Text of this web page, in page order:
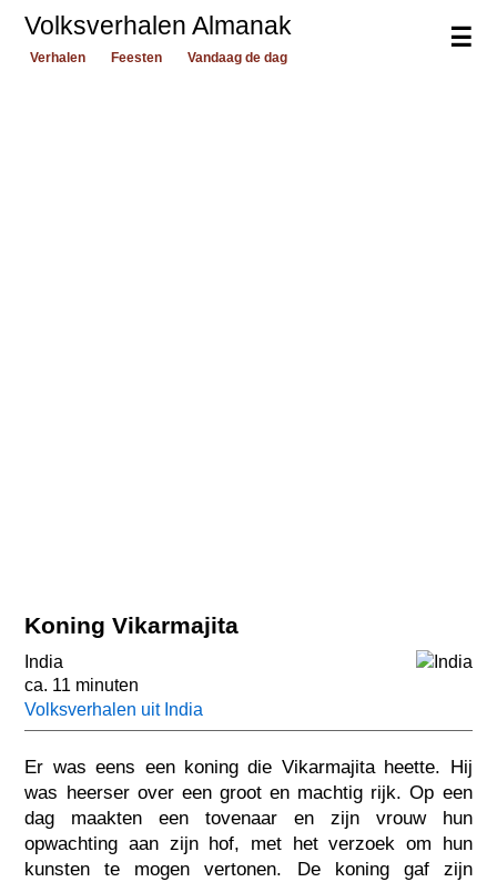
☰
Volksverhalen Almanak
Verhalen Feesten Vandaag de dag
Koning Vikarmajita
India
ca. 11 minuten
Volksverhalen uit India
Er was eens een koning die Vikarmajita heette. Hij
was heerser over een groot en machtig rijk. Op een
dag maakten een tovenaar en zijn vrouw hun
opwachting aan zijn hof, met het verzoek om hun
kunsten te mogen vertonen. De koning gaf zijn